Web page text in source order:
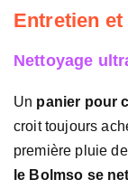
Entretien et
Nettoyage
Un panier pour
croit toujours
première pluie
le Bolmso se